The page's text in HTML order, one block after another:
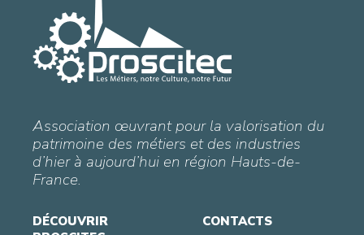
Association œuvrant pour la valorisation du
patrimoine des métiers et des industries
d’hier à aujourd’hui en région Hauts-de-
France.
DÉCOUVRIR
CONTACTS